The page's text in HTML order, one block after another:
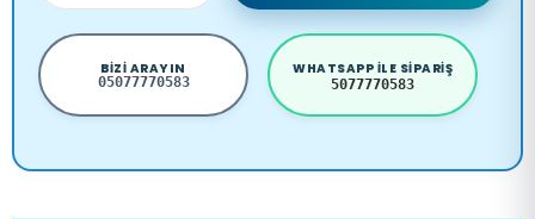
BIZI ARAYIN
05077770583
WHATSAPP ILE SIPARIŞ
5077770583